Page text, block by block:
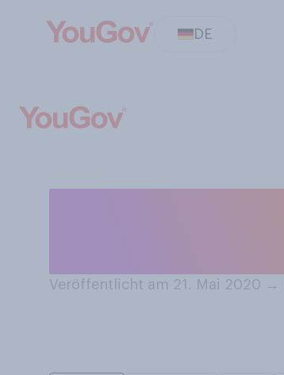
DE
Veröffentlicht am 21. Mai 2020 →